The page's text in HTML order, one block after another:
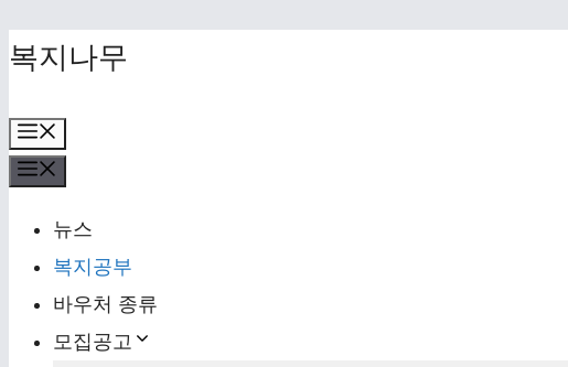
Skip
content
복지나무
뉴스
복지공부
바우처 종류
모집공고